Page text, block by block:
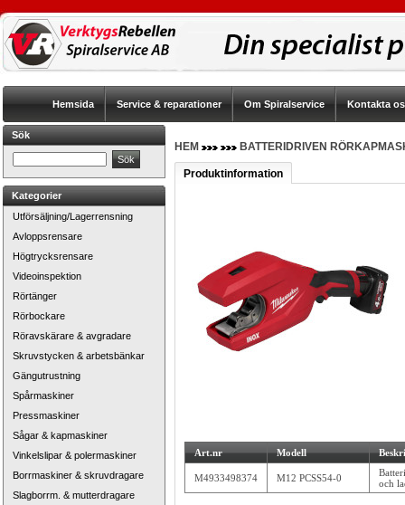
Hemsida Service & reparationer Om Spiralservice Kontakta
Sök
Kategorier
Utförsäljning/Lagerrensning
Avloppsrensare
Högtrycksrensare
Videoinspektion
Rörtänger
Rörbockare
Röravskärare & avgradare
Skruvstycken & arbetsbänkar
Gängutrustning
Spårmaskiner
Pressmaskiner
Sågar & kapmaskiner
Vinkelslipar & polermaskiner
Borrmaskiner & skruvdragare
Slagborrm. & mutterdragare
HEM BATTERIDRIVEN
Produktinformation
Art.nr Modell
M4933498374 M12 PCSS54-0
och